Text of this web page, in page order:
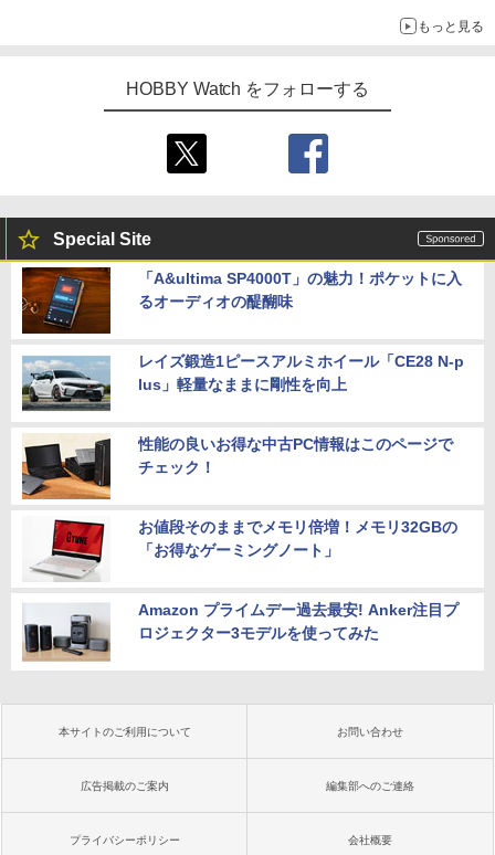
もっと見る
HOBBY Watch をフォローする
Special Site
「A&ultima SP4000T」の魅力！ポケットに入
るオーディオの醍醐味
レイズ鍛造1ピースアルミホイール「CE28 N-p
lus」軽量なままに剛性を向上
性能の良いお得な中古PC情報はこのページで
チェック！
お値段そのままでメモリ倍増！メモリ32GBの
「お得なゲーミングノート」
Amazon プライムデー過去最安! Anker注目プ
ロジェクター3モデルを使ってみた
本サイトのご利用について お問い合わせ
広告掲載のご案内 編集部へのご連絡
プライバシーポリシー 会社概要